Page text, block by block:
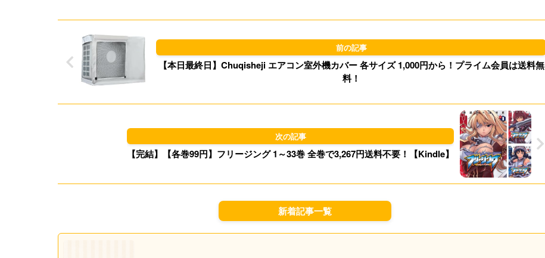
o
n
【本日最終日】Chuqisheji エアコン室外機カバー 各サイズ 1,000円から！プライム会員は送料無
料！
【完結】【各巻99円】フリージング 1～33巻 全巻で3,267円送料不要！【Kindle】
新着記事一覧